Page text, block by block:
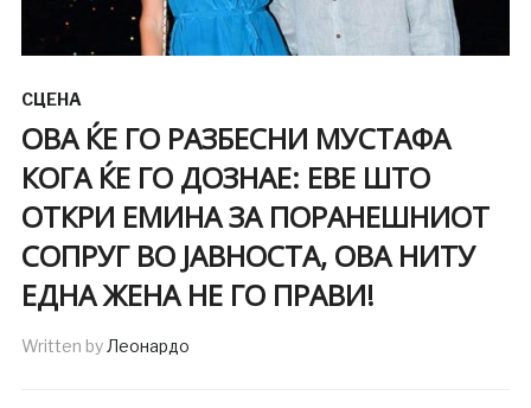
СЦЕНА
ОВА ЌЕ ГО РАЗБЕСНИ МУСТАФА
КОГА ЌЕ ГО ДОЗНАЕ: ЕВЕ ШТО
ОТКРИ ЕМИНА ЗА ПОРАНЕШНИОТ
СОПРУГ ВО ЈАВНОСТА, ОВА НИТУ
ЕДНА ЖЕНА НЕ ГО ПРАВИ!
Written byЛеонардо